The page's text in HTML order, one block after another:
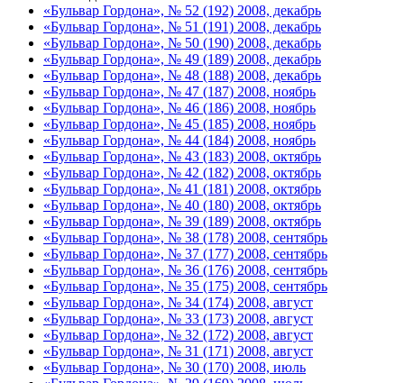
«Бульвар Гордона», № 52 (192) 2008, декабрь
«Бульвар Гордона», № 51 (191) 2008, декабрь
«Бульвар Гордона», № 50 (190) 2008, декабрь
«Бульвар Гордона», № 49 (189) 2008, декабрь
«Бульвар Гордона», № 48 (188) 2008, декабрь
«Бульвар Гордона», № 47 (187) 2008, ноябрь
«Бульвар Гордона», № 46 (186) 2008, ноябрь
«Бульвар Гордона», № 45 (185) 2008, ноябрь
«Бульвар Гордона», № 44 (184) 2008, ноябрь
«Бульвар Гордона», № 43 (183) 2008, октябрь
«Бульвар Гордона», № 42 (182) 2008, октябрь
«Бульвар Гордона», № 41 (181) 2008, октябрь
«Бульвар Гордона», № 40 (180) 2008, октябрь
«Бульвар Гордона», № 39 (189) 2008, октябрь
«Бульвар Гордона», № 38 (178) 2008, сентябрь
«Бульвар Гордона», № 37 (177) 2008, сентябрь
«Бульвар Гордона», № 36 (176) 2008, сентябрь
«Бульвар Гордона», № 35 (175) 2008, сентябрь
«Бульвар Гордона», № 34 (174) 2008, август
«Бульвар Гордона», № 33 (173) 2008, август
«Бульвар Гордона», № 32 (172) 2008, август
«Бульвар Гордона», № 31 (171) 2008, август
«Бульвар Гордона», № 30 (170) 2008, июль